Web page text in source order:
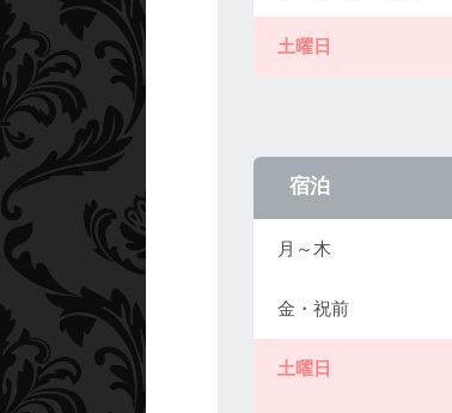
土曜日
宿泊
月～木
金・祝前
土曜日